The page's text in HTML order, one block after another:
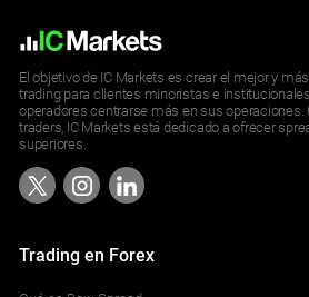
El objetivo de IC Markets es crear el mejor y
trading para clientes minoristas e
operadores centrarse más en sus operaciones.
traders, IC Markets está dedicado a ofrecer
superiores.
Trading en Forex